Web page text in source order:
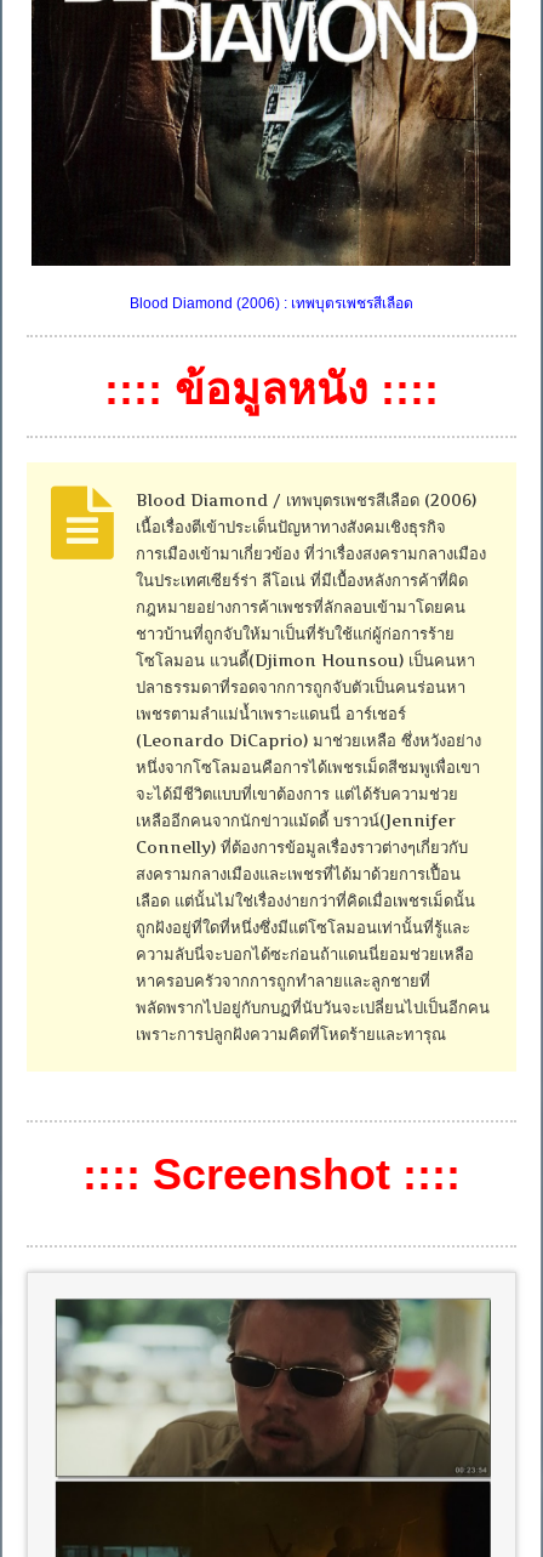
Blood Diamond (2006) : เทพบุตรเพชรสีเลือด
:::: ข้อมูลหนัง ::::
Blood Diamond / เทพบุตรเพชรสีเลือด (2006)
เนื้อเรื่องตีเข้าประเด็นปัญหาทางสังคมเชิงธุรกิจ
การเมืองเข้ามาเกี่ยวข้อง ที่ว่าเรื่องสงครามกลางเมือง
ในประเทศเซียร์ร่า ลีโอเน่ ที่มีเบื้องหลังการค้าที่ผิด
กฎหมายอย่างการค้าเพชรที่ลักลอบเข้ามาโดยคน
ชาวบ้านที่ถูกจับให้มาเป็นที่รับใช้แก่ผู้ก่อการร้าย
โซโลมอน แวนดี้(Djimon Hounsou) เป็นคนหา
ปลาธรรมดาที่รอดจากการถูกจับตัวเป็นคนร่อนหา
เพชรตามลำแม่น้ำเพราะแดนนี่ อาร์เชอร์
(Leonardo DiCaprio) มาช่วยเหลือ ซึ่งหวังอย่าง
หนึ่งจากโซโลมอนคือการได้เพชรเม็ดสีชมพูเพื่อเขา
จะได้มีชีวิตแบบที่เขาต้องการ แต่ได้รับความช่วย
เหลืออีกคนจากนักข่าวแม้ดดี้ บราวน์(Jennifer
Connelly) ที่ต้องการข้อมูลเรื่องราวต่างๆเกี่ยวกับ
สงครามกลางเมืองและเพชรที่ได้มาด้วยการเปื้อน
เลือด แต่นั้นไม่ใช่เรื่องง่ายกว่าที่คิดเมื่อเพชรเม็ดนั้น
ถูกฝังอยู่ที่ใดที่หนึ่งซึ่งมีแต่โซโลมอนเท่านั้นที่รู้และ
ความลับนี่จะบอกได้ซะก่อนถ้าแดนนี่ยอมช่วยเหลือ
หาครอบครัวจากการถูกทำลายและลูกชายที่
พลัดพรากไปอยู่กับกบฏที่นับวันจะเปลี่ยนไปเป็นอีกคน
เพราะการปลูกฝังความคิดที่โหดร้ายและทารุณ
:::: Screenshot ::::